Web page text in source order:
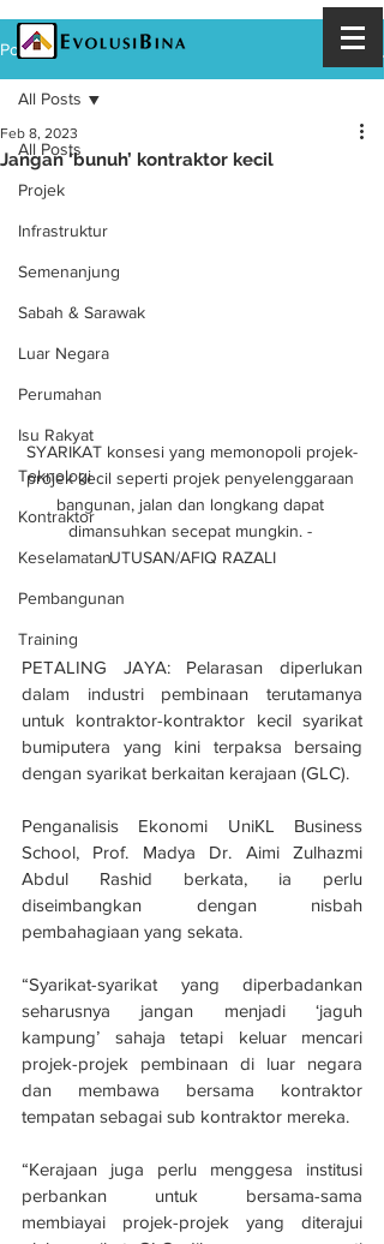
Post
All Posts
Projek
Infrastruktur
Semenanjung
Sabah & Sarawak
Luar Negara
Perumahan
Isu Rakyat
Teknologi
Kontraktor
Keselamatan
Pembangunan
Training
All Posts
Jangan ‘bunuh’ kontraktor kecil
Feb 8, 2023
SYARIKAT konsesi yang memonopoli projek-
projek kecil seperti projek penyelenggaraan
bangunan, jalan dan longkang dapat
dimansuhkan secepat mungkin. -
UTUSAN/AFIQ RAZALI
PETALING JAYA: Pelarasan diperlukan
dalam industri pembinaan terutamanya
untuk kontraktor-kontraktor kecil syarikat
bumiputera yang kini terpaksa bersaing
dengan syarikat berkaitan kerajaan (GLC).
Penganalisis Ekonomi UniKL Business
School, Prof. Madya Dr. Aimi Zulhazmi
Abdul Rashid berkata, ia perlu
diseimbangkan dengan nisbah
pembahagiaan yang sekata.
“Syarikat-syarikat yang diperbadankan
seharusnya jangan menjadi ‘jaguh
kampung’ sahaja tetapi keluar mencari
projek-projek pembinaan di luar negara
dan membawa bersama kontraktor
tempatan sebagai sub kontraktor mereka.
“Kerajaan juga perlu menggesa institusi
perbankan untuk bersama-sama
membiayai projek-projek yang diterajui